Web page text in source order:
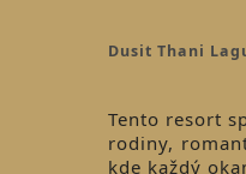
Dusit Thani
Tento resort
rodiny,
kde každý